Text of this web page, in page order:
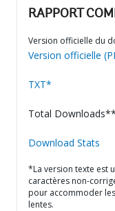
RAPPORT
Version officielle du
Version officielle
TXT*
Total
Download Stats
*La version texte est
caractères non-
pour accommoder
lentes.